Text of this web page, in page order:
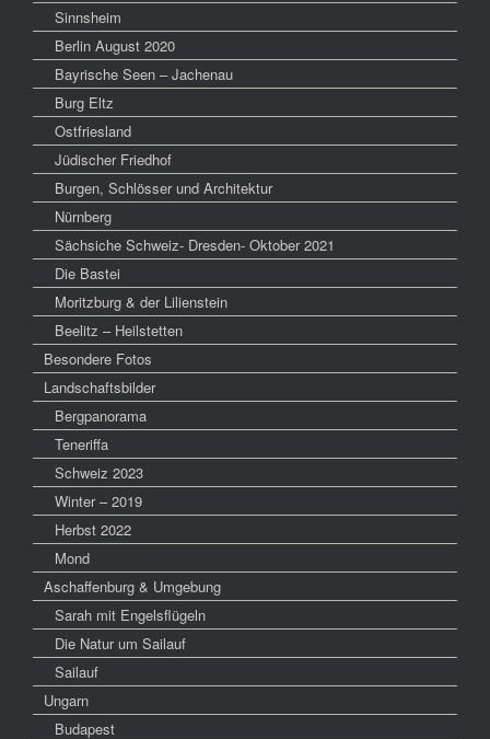
Sinnsheim
Berlin August 2020
Bayrische Seen – Jachenau
Burg Eltz
Ostfriesland
Jüdischer Friedhof
Burgen, Schlösser und Architektur
Nürnberg
Sächsiche Schweiz- Dresden- Oktober 2021
Die Bastei
Moritzburg & der Lilienstein
Beelitz – Heilstetten
Besondere Fotos
Landschaftsbilder
Bergpanorama
Teneriffa
Schweiz 2023
Winter – 2019
Herbst 2022
Mond
Aschaffenburg & Umgebung
Sarah mit Engelsflügeln
Die Natur um Sailauf
Sailauf
Ungarn
Budapest